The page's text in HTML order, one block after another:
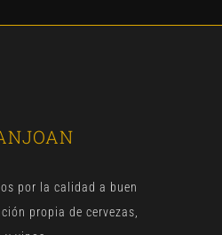
por la calidad a buen
propia de cervezas,